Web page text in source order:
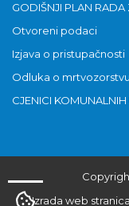
GODIŠNJI PLAN RADA
Otvoreni podaci
Izjava o pristupačnosti
Odluka o mrtvozorstvu
CJENICI
Izrada web stranica